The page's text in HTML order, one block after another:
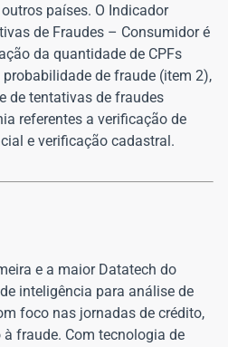
países. O Indicador
de Fraudes – Consumidor é
da quantidade de CPFs
de fraude (item 2),
de tentativas de fraudes
referentes a verificação de
e verificação cadastral.
e a maior Datatech do
inteligência para análise de
foco nas jornadas de crédito,
fraude. Com tecnologia de